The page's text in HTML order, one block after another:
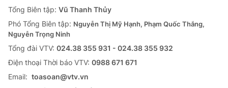
Tổng Biên tập: Vũ Thanh Thủy
Phó Tổng Biên tập: Nguyễn Thị Mỹ Hạnh, Phạm Quốc Thắng,
Nguyễn Trọng Ninh
Tổng đài VTV: 024.38 355 931 - 024.38 355 932
Ðiện thoại Thời báo VTV: 0988 671 671
Email: toasoan@vtv.vn